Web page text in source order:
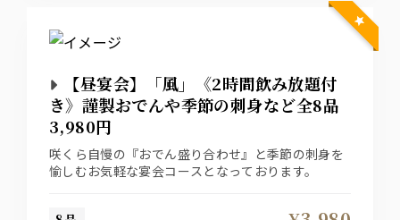
【昼宴会】「風」《2時間飲み放題付
き》謹製おでんや季節の刺身など全8品
3,980円
咲くら自慢の『おでん盛り合わせ』と季節の刺身を
愉しむお気軽な宴会コースとなっております。